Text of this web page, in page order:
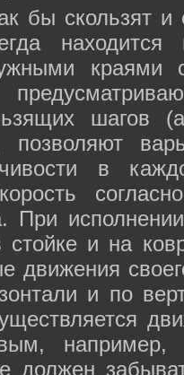
бы скользят
краями
шагов
позволяют
в
При
и на
движения
и по
например,
должен